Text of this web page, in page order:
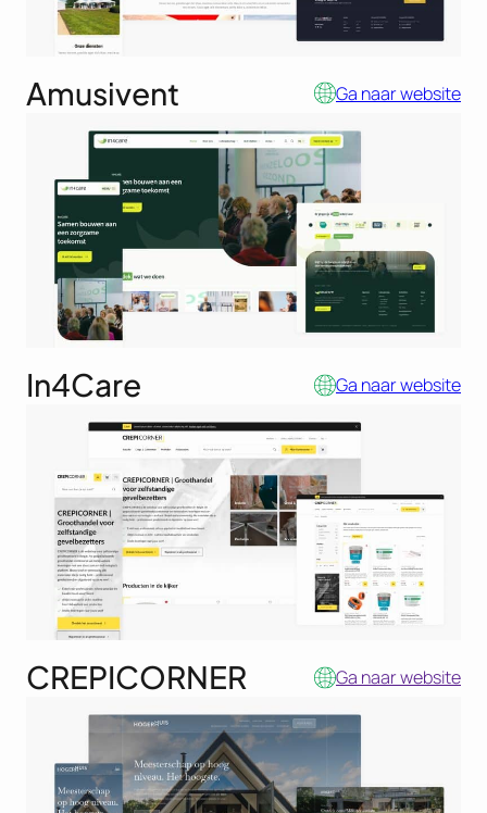
Amusivent Ga naar website
In4Care Ga naar website
CREPICORNER Ga naar website